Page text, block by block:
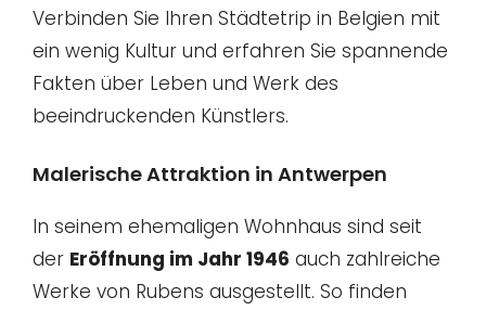
Verbinden Sie Ihren Städtetrip in Belgien mit
ein wenig Kultur und erfahren Sie spannende
Fakten über Leben und Werk des
beeindruckenden Künstlers.
Malerische Attraktion in Antwerpen
In seinem ehemaligen Wohnhaus sind seit
der Eröffnung im Jahr 1946 auch zahlreiche
Werke von Rubens ausgestellt. So finden